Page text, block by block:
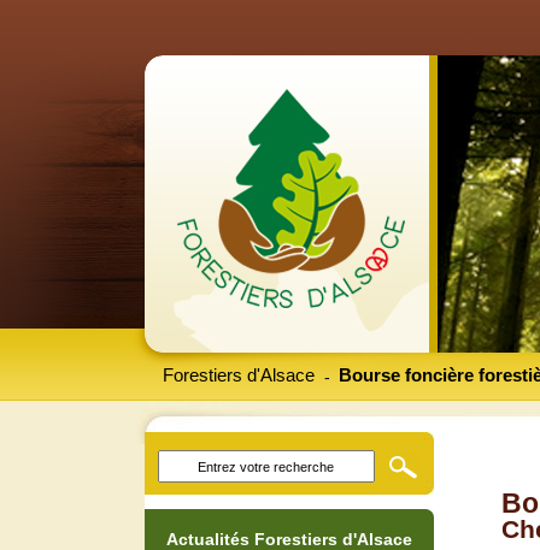
Forestiers d'Alsace Bourse foncière
-
Actualités Forestiers d'Alsace